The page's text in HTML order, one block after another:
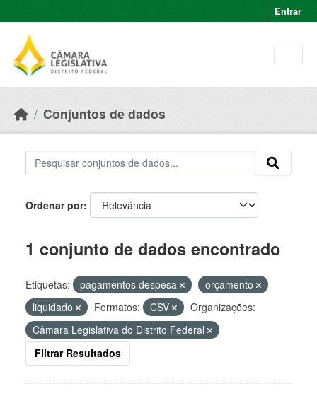
Entrar
Conjuntos de dados
Ordenar por
1 conjunto de dados encontrado
Etiquetas: pagamentos despesa
orçamento
liquidado
Formatos: CSV
Organizações:
Câmara Legislativa do Distrito Federal
Filtrar Resultados